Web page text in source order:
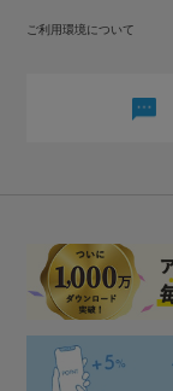
ご利用環境について